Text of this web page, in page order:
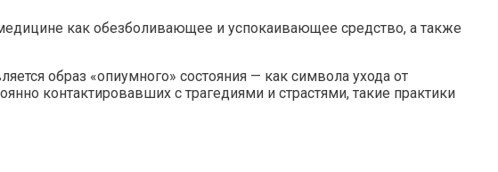
как обезболивающее и успокаивающее средство, а также
образ «опиумного» состояния — как символа ухода от
контактировавших с трагедиями и страстями, такие практики